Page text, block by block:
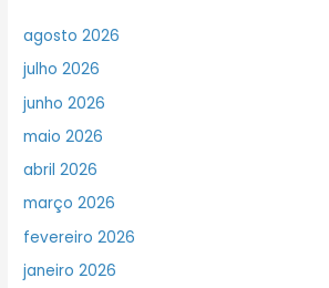
agosto 2026
julho 2026
junho 2026
maio 2026
abril 2026
março 2026
fevereiro 2026
janeiro 2026